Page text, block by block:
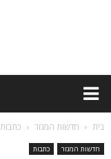
בית חדשות המגזר כתבות
חדשות המגזר כתבות